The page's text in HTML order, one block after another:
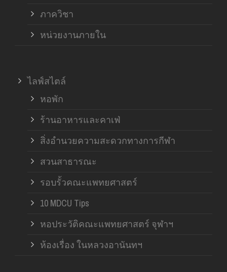
ภาควิชา
หน่วยงานภายใน
ไลฟ์สไตล์
หอพัก
ร้านอาหารและคาเฟ่
สิ่งอำนวยความสะดวกทางการกีฬา
สวนสาธารณะ
รอบรั้วคณะแพทยศาสตร์
10 MDCU Tips
หอประวัติคณะแพทยศาสตร์ จุฬาฯ
ห้องเรื่อง ในหลวงอานันทฯ